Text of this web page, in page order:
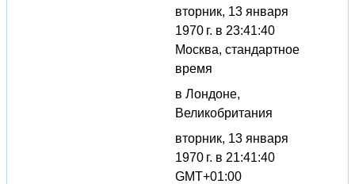
вторник, 13 января
1970 г. в 23:41:40
Москва, стандартное
время
в Лондоне,
Великобритания
вторник, 13 января
1970 г. в 21:41:40
GMT+01:00